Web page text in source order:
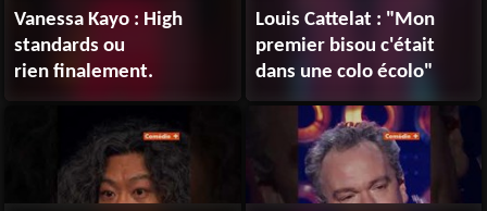
Vanessa Kayo : High
standards ou
rien finalement.
Louis Cattelat : "Mon
premier bisou c'était
dans une colo écolo"